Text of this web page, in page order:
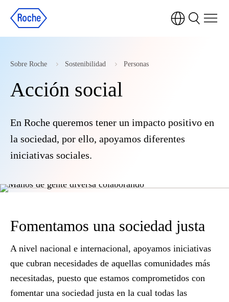
Sobre Roche Sostenibilidad Personas
Acción social
En Roche queremos tener un impacto positivo en
la sociedad, por ello, apoyamos diferentes
iniciativas sociales.
Fomentamos una sociedad justa
A nivel nacional e internacional, apoyamos iniciativas
que cubran necesidades de aquellas comunidades más
necesitadas, puesto que estamos comprometidos con
fomentar una sociedad justa en la cual todas las